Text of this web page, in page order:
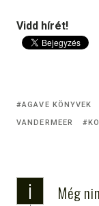
Vidd hírét!
AGAVE KÖNYVEK
VANDERMEER
i Még